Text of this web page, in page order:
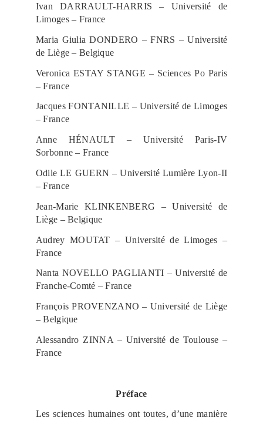
Ivan DARRAULT-HARRIS – Université de
Limoges – France
Maria Giulia DONDERO – FNRS – Université
de Liège – Belgique
Veronica ESTAY STANGE – Sciences Po Paris
– France
Jacques FONTANILLE – Université de Limoges
– France
Anne HÉNAULT – Université Paris-IV
Sorbonne – France
Odile LE GUERN – Université Lumière Lyon-II
– France
Jean-Marie KLINKENBERG – Université de
Liège – Belgique
Audrey MOUTAT – Université de Limoges –
France
Nanta NOVELLO PAGLIANTI – Université de
Franche-Comté – France
François PROVENZANO – Université de Liège
– Belgique
Alessandro ZINNA – Université de Toulouse –
France
Préface
Les sciences humaines ont toutes, d’une manière